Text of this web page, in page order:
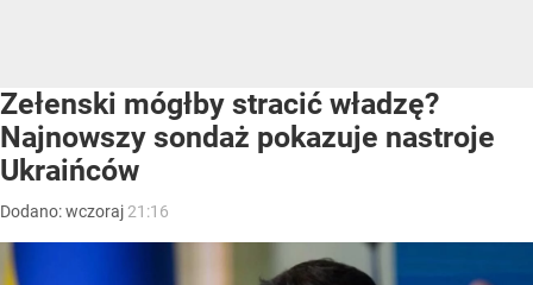
Zełenski mógłby stracić władzę?
Najnowszy sondaż pokazuje nastroje
Ukraińców
Dodano:wczoraj 21:16